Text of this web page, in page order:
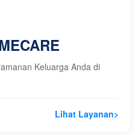
Keluarga Anda di
Lihat Layanan>